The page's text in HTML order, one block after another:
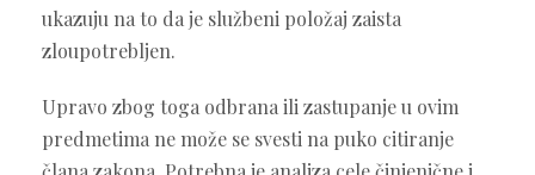
ukazuju na to da je službeni položaj zaista
zloupotrebljen.
Upravo zbog toga odbrana ili zastupanje u ovim
predmetima ne može se svesti na puko citiranje